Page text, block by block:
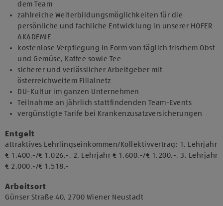
dem Team
zahlreiche Weiterbildungsmöglichkeiten für die
persönliche und fachliche Entwicklung in unserer HOFER
AKADEMIE
kostenlose Verpflegung in Form von täglich frischem Obst
und Gemüse, Kaffee sowie Tee
sicherer und verlässlicher Arbeitgeber mit
österreichweitem Filialnetz
DU-Kultur im ganzen Unternehmen
Teilnahme an jährlich stattfindenden Team-Events
vergünstigte Tarife bei Krankenzusatzversicherungen
Entgelt
attraktives Lehrlingseinkommen/Kollektivvertrag: 1. Lehrjahr
€ 1.400,-/€ 1.026,-, 2. Lehrjahr € 1.600,-/€ 1.200,-, 3. Lehrjahr
€ 2.000,-/€ 1.518,-
Arbeitsort
​Günser Straße 40, 2700 Wiener Neustadt​​